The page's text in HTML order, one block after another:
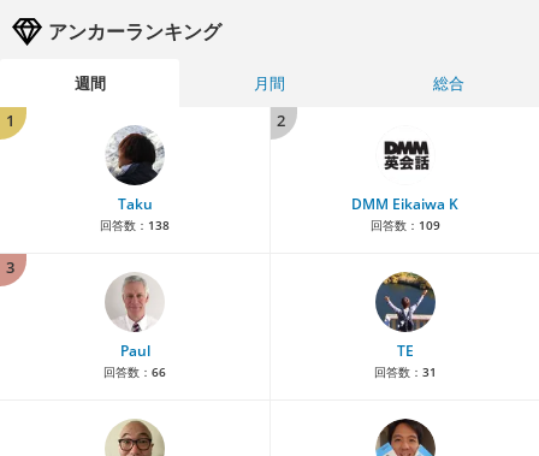
アンカーランキング
週間 月間
総合
1
Taku
回答数： 138
2
DMM Eikaiwa K
回答数： 109
3
Paul
回答数： 66
TE
回答数： 31